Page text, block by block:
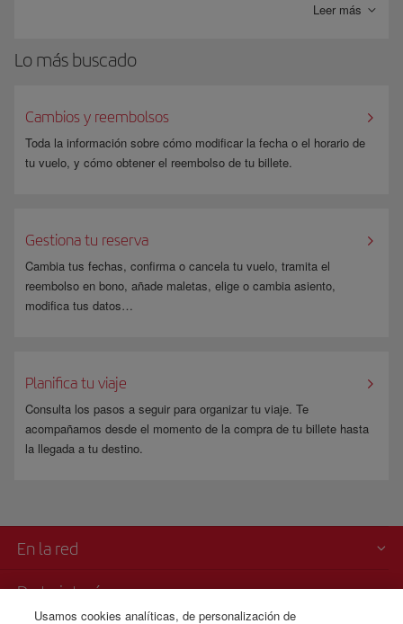
Leer más
Lo más buscado
Cambios y reembolsos
Toda la información sobre cómo modificar la fecha o el horario de
tu vuelo, y cómo obtener el reembolso de tu billete.
Gestiona tu reserva
Cambia tus fechas, confirma o cancela tu vuelo, tramita el
reembolso en bono, añade maletas, elige o cambia asiento,
modifica tus datos…
Planifica tu viaje
Consulta los pasos a seguir para organizar tu viaje. Te
acompañamos desde el momento de la compra de tu billete hasta
la llegada a tu destino.
En la red
De tu interés
Usamos cookies analíticas, de personalización de